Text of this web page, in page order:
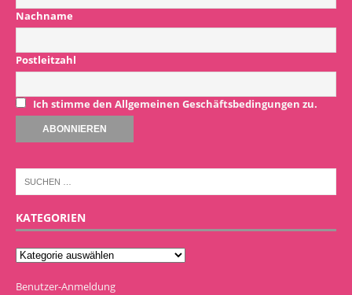
Nachname
Postleitzahl
Ich stimme den Allgemeinen Geschäftsbedingungen zu.
KATEGORIEN
Benutzer-Anmeldung